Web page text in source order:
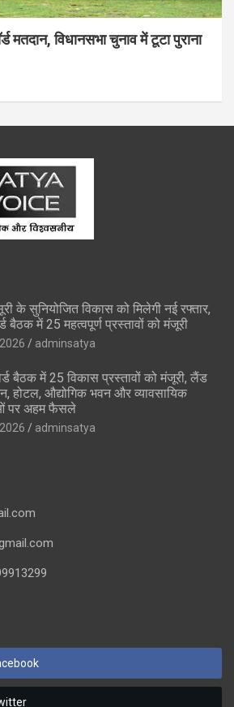
मतदान, विधानसभा चुनाव में टूटा पुराना
के सुनियोजित विकास को मिलेगी नई रफ्तार,
बैठक में 25 महत्वपूर्ण प्रस्तावों को मंजूरी
adminsatya
बैठक में 25 विकास प्रस्तावों को मंजूरी, लैंड
होटल, औद्योगिक भवन और व्यावसायिक
पर अहम फैसले
adminsatya